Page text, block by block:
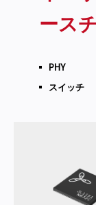
ース
PHY
スイッチ